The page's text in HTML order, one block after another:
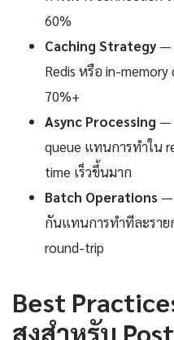
60%
Caching Strategy —
Redis หรือ in-memory
70%+
Async Processing —
queue แทนการทำใน
time เร็วขึ้นมาก
Batch Operations —
กันแทนการทำทีละราย
round-trip
Best
สูงสำหรับ